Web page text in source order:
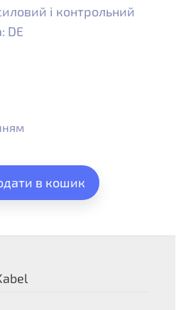
і контрольний
DE
в кошик